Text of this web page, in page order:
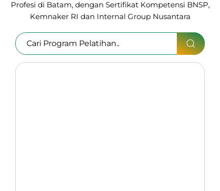
Profesi di Batam, dengan Sertifikat Kompetensi BNSP,
Kemnaker RI dan Internal Group Nusantara